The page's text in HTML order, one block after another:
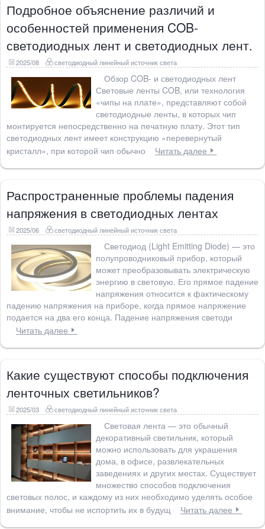
Подробное объяснение различий и
особенностей применения COB-
светодиодных лент и светодиодных лент.
2025/08 светодиодный линейный источник света
Обзор COB- и светодиодных лент
Световые ленты COB, или технология
«чипы на плате», представляют собой
светодиодные ленты, в которых чип
монтируется непосредственно на печатную плату. Этот тип
светодиодных лент имеет конструкцию «перевернутый
кристалл», при которой чип обычно
Читать далее
Распространенные проблемы падения
напряжения в светодиодных лентах
2025/06 светодиодный линейный источник света
Светодиод (Light Emitting Diode) — это
полупроводниковый прибор, который
может преобразовывать электрическую
энергию в световую. Его прямое падение
напряжения относится к фактическому
падению напряжения на приборе, когда прямое напряжение
подается на два его конца. Падение напряжения светоди
Читать далее
Какие существуют способы подключения
ленточных светильников?
2025/03 светодиодный линейный источник света
Световая лента — это обычный
декоративный светильник, который
можно использовать для украшения
дома, в офисе, развлекательных
заведениях и других местах. Существует
множество способов подключения
световых полос, и каждому из них необходимо уделять особое
внимание, чтобы не испортить их в будущ
Читать далее